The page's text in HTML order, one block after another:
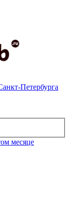
Петербурга
месяце